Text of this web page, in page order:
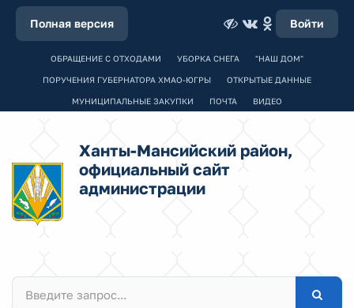
Полная версия Войти
ОБРАЩЕНИЕ С ОТХОДАМИ УБОРКА СНЕГА "НАШ ДОМ"
ПОРУЧЕНИЯ ГУБЕРНАТОРА ХМАО-ЮГРЫ ОТКРЫТЫЕ ДАННЫЕ
МУНИЦИПАЛЬНЫЕ ЗАКУПКИ ПОЧТА ВИДЕО
Ханты-Мансийский район,
официальный сайт
администрации